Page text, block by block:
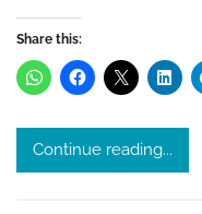
v
Share this:
Continue reading...